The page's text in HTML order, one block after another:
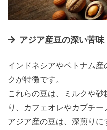
アジア産豆の深い苦味
インドネシアやベトナム
クが特徴です。
これらの豆は、ミルクや
り、カフェオレやカプチー
アジア産の豆は、深煎り